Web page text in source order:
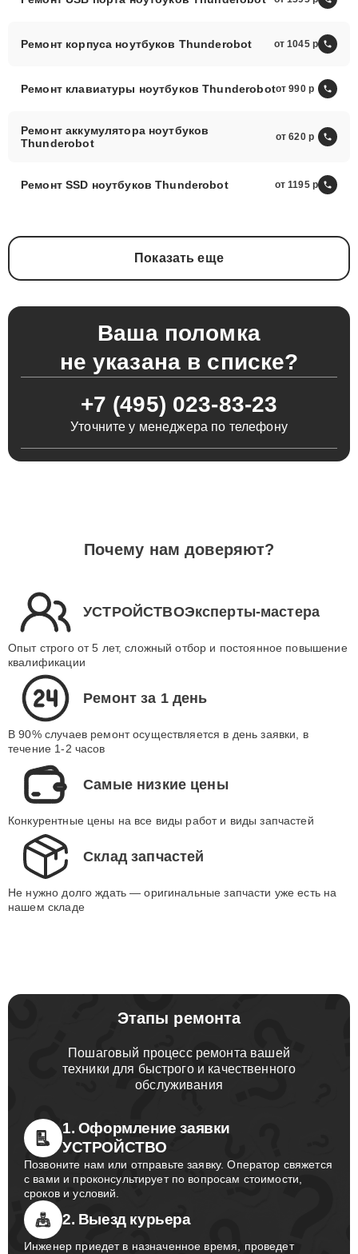
Ремонт корпуса ноутбуков Thunderobot от 1045
Ремонт клавиатуры ноутбуков Thunderobotот 990
Ремонт аккумулятора ноутбуков
Thunderobot
от 620
Ремонт SSD ноутбуков Thunderobot от 1195
Показать еще
Ваша поломка
не указана в списке?
+7 (495) 023-83-23
Уточните у менеджера по телефону
Почему нам доверяют?
УСТРОЙСТВОЭксперты-мастера
Опыт строго от 5 лет, сложный отбор и постоянное повышение
квалификации
Ремонт за 1 день
В 90% случаев ремонт осуществляется в день заявки, в
течение 1-2 часов
Самые низкие цены
Конкурентные цены на все виды работ и виды запчастей
Склад запчастей
Не нужно долго ждать — оригинальные запчасти уже есть на
нашем складе
Этапы ремонта
Пошаговый процесс ремонта вашей
техники для быстрого и качественного
обслуживания
1. Оформление заявки
УСТРОЙСТВО
Позвоните нам или отправьте заявку. Оператор свяжется
с вами и проконсультирует по вопросам стоимости,
сроков и условий.
2. Выезд курьера
Инженер приедет в назначенное время, проведет